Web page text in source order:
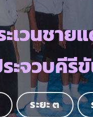
เวนชาย
ะจวบคีรี
ระยะ ๓